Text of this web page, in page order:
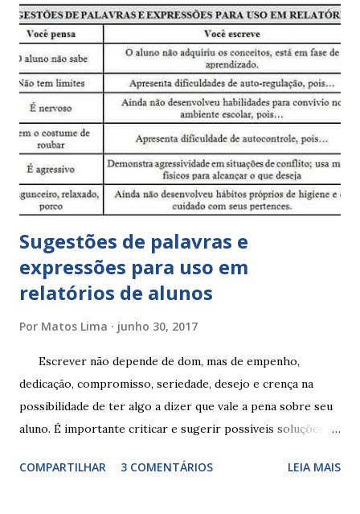
Sugestões de palavras e
expressões para uso em
relatórios de alunos
Por Matos Lima junho 30, 2017
Escrever não depende de dom, mas de empenho,
dedicação, compromisso, seriedade, desejo e crença na
possibilidade de ter algo a dizer que vale a pena sobre seu
aluno. É importante criticar e sugerir possíveis soluções.
exercitação. E encontrar a melhor maneira de expressar o
COMPARTILHAR 3 COMENTÁRIOS LEIA MAIS